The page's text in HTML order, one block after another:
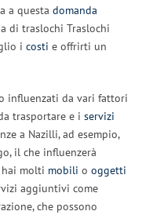
a questa domanda
di traslochi Traslochi
i costi e offrirti un
influenzati da vari fattori
trasportare e i servizi
a Nazilli, ad esempio,
il che influenzerà
hai molti mobili o oggetti
aggiuntivi come
che possono